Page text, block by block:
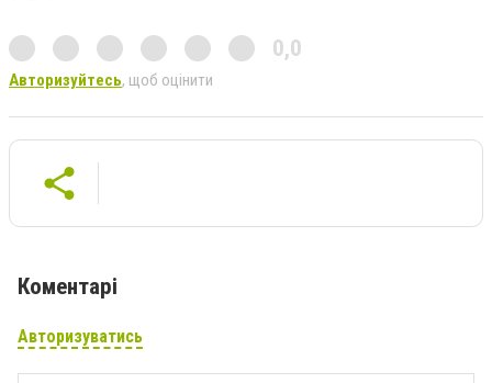
0,0
Авторизуйтесь, щоб оцінити
Коментарі
Авторизуватись